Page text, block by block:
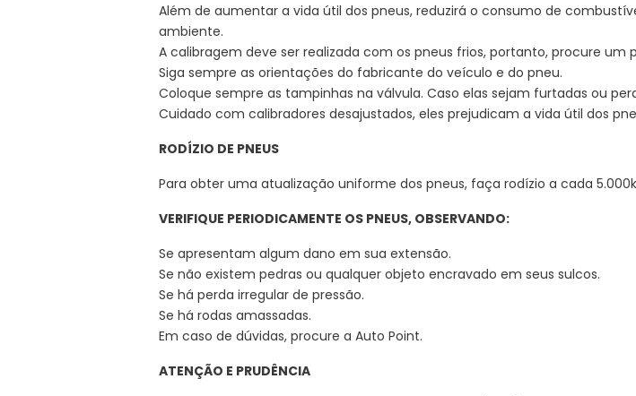
Além de aumentar a vida útil dos pneus, reduzirá o consumo de
ambiente.
A calibragem deve ser realizada com os pneus frios, portanto, procure
Siga sempre as orientações do fabricante do veículo e do pneu.
Coloque sempre as tampinhas na válvula. Caso elas sejam furtadas ou
Cuidado com calibradores desajustados, eles prejudicam a vida útil dos
RODÍZIO DE PNEUS
Para obter uma atualização uniforme dos pneus, faça rodízio a cada
VERIFIQUE PERIODICAMENTE OS PNEUS, OBSERVANDO:
Se apresentam algum dano em sua extensão.
Se não existem pedras ou qualquer objeto encravado em seus sulcos.
Se há perda irregular de pressão.
Se há rodas amassadas.
Em caso de dúvidas, procure a Auto Point.
ATENÇÃO E PRUDÊNCIA